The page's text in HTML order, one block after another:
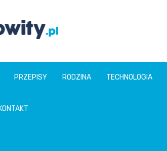
PRZEPISY RODZINA TECHNOLOGIA
KONTAKT